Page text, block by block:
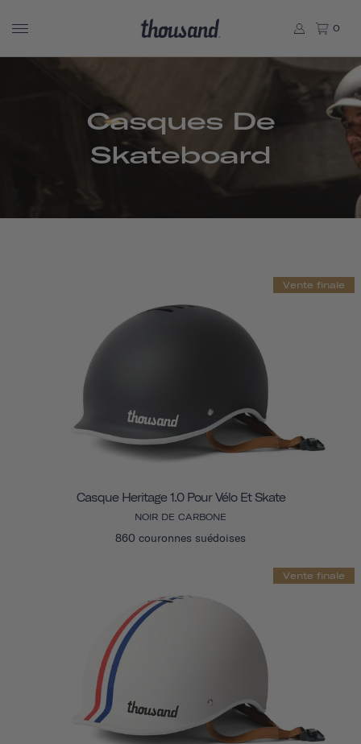
0
Casques De
Skateboard
Vente finale
Casque Heritage 1.0 Pour Vélo Et Skate
NOIR DE CARBONE
860 couronnes suédoises
Vente finale